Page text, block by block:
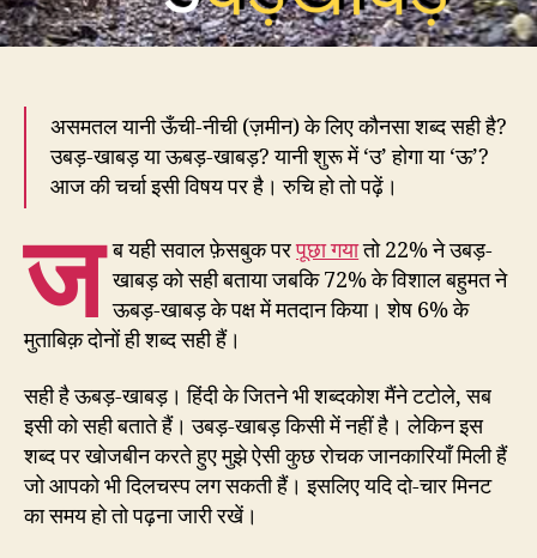
असमतल यानी ऊँची-नीची (ज़मीन) के लिए कौनसा शब्द सही है?
उबड़-खाबड़ या ऊबड़-खाबड़? यानी शुरू में ‘उ’ होगा या ‘ऊ’?
आज की चर्चा इसी विषय पर है। रुचि हो तो पढ़ें।
ज ब यही सवाल फ़ेसबुक परपूछा गयातो 22% ने उबड़-
खाबड़ को सही बताया जबकि 72% के विशाल बहुमत ने
ऊबड़-खाबड़ के पक्ष में मतदान किया। शेष 6% के
मुताबिक़ दोनों ही शब्द सही हैं।
सही है ऊबड़-खाबड़। हिंदी के जितने भी शब्दकोश मैंने टटोले, सब
इसी को सही बताते हैं। उबड़-खाबड़ किसी में नहीं है। लेकिन इस
शब्द पर खोजबीन करते हुए मुझे ऐसी कुछ रोचक जानकारियाँ मिली हैं
जो आपको भी दिलचस्प लग सकती हैं। इसलिए यदि दो-चार मिनट
का समय हो तो पढ़ना जारी रखें।